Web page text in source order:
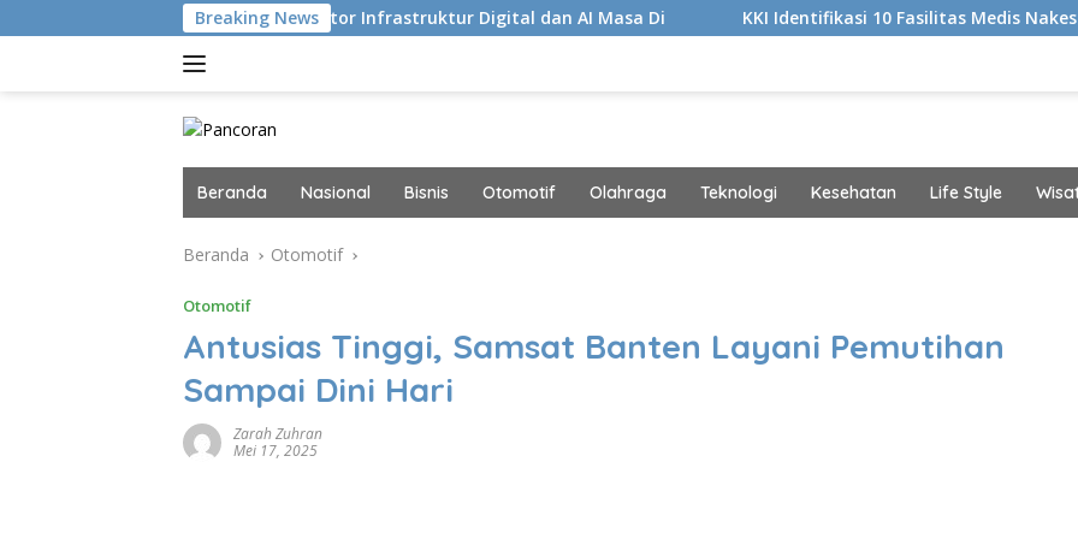
ke
Breaking News
Navigator Infrastruktur Digital dan AI Masa Di KKI Identifikasi 10 Fasilitas Medis Nakes yang Diduga
Beranda Nasional Bisnis Otomotif Olahraga Teknologi Kesehatan Life Style
Beranda Otomotif
Otomotif
Antusias Tinggi, Samsat Banten Layani Pemutihan
Sampai Dini Hari
Zarah Zuhran
Mei 17, 2025